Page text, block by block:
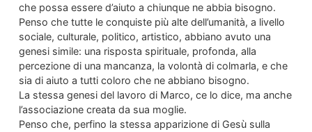
che possa essere d’aiuto a chiunque ne abbia bisogno.
Penso che tutte le conquiste più alte dell’umanità, a livello
sociale, culturale, politico, artistico, abbiano avuto una
genesi simile: una risposta spirituale, profonda, alla
percezione di una mancanza, la volontà di colmarla, e che
sia di aiuto a tutti coloro che ne abbiano bisogno.
La stessa genesi del lavoro di Marco, ce lo dice, ma anche
l’associazione creata da sua moglie.
Penso che, perfino la stessa apparizione di Gesù sulla